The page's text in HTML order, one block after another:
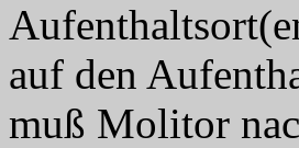
auf den
muß Molitor